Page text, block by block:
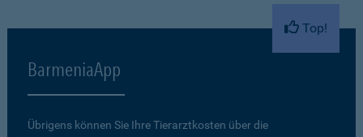
Top!
BarmeniaApp
Übrigens können Sie Ihre Tierarztkosten über die